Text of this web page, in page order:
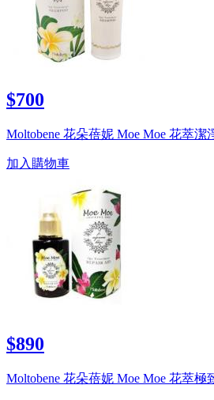
$700
Moltobene 花朵蓓妮 Moe Moe 花萃潔
加入購物車
$890
Moltobene 花朵蓓妮 Moe Moe 花萃極